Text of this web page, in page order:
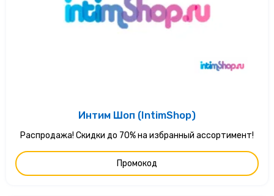
Интим Шоп (IntimShop)
Распродажа! Скидки до 70% на избранный ассортимент!
Промокод